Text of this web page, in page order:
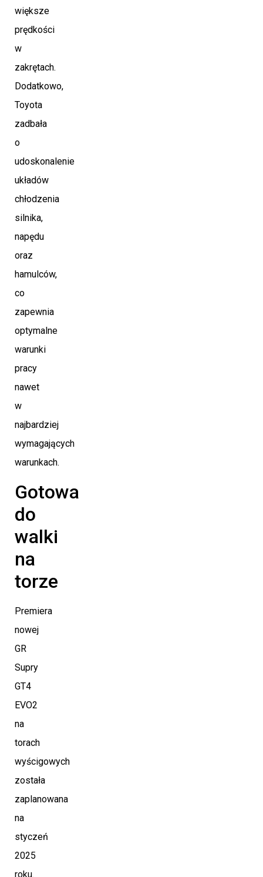
większe
prędkości
w
zakrętach.
Dodatkowo,
Toyota
zadbała
o
udoskonalenie
układów
chłodzenia
silnika,
napędu
oraz
hamulców,
co
zapewnia
optymalne
warunki
pracy
nawet
w
najbardziej
wymagających
warunkach.
Gotowa
do
walki
na
torze
Premiera
nowej
GR
Supry
GT4
EVO2
na
torach
wyścigowych
została
zaplanowana
na
styczeń
2025
roku.